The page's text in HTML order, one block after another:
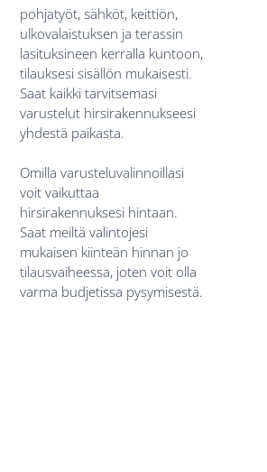
pohjatyöt, sähköt, keittiön,
ulkovalaistuksen ja terassin
lasituksineen kerralla kuntoon,
tilauksesi sisällön mukaisesti.
Saat kaikki tarvitsemasi
varustelut hirsirakennukseesi
yhdestä paikasta.
Omilla varusteluvalinnoillasi
voit vaikuttaa
hirsirakennuksesi hintaan.
Saat meiltä valintojesi
mukaisen kiinteän hinnan jo
tilausvaiheessa, joten voit olla
varma budjetissa pysymisestä.